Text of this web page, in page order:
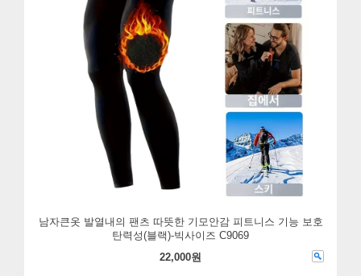
남자큰옷 발열내의 팬츠 따뜻한 기모안감 피트니스 기능 보호
탄력성(블랙)-빅사이즈 C9069
22,000원